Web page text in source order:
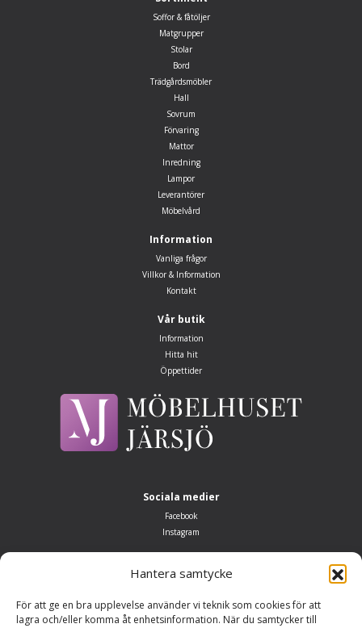
Hantera samtycke
För att ge en bra upplevelse använder vi teknik som cookies för att
lagra och/eller komma åt enhetsinformation. När du samtycker till
Soffor & fåtöljer
Matgrupper
Stolar
Bord
Trädgårdsmöbler
Hall
Sovrum
Förvaring
Mattor
Inredning
Lampor
Leverantörer
Möbelvård
Information
Vanliga frågor
Villkor & Information
Kontakt
Vår butik
Information
Hitta hit
Öppettider
Sociala medier
Facebook
Instagram
Måndag–fredag 10.00–18.00
Söndag: Stängt